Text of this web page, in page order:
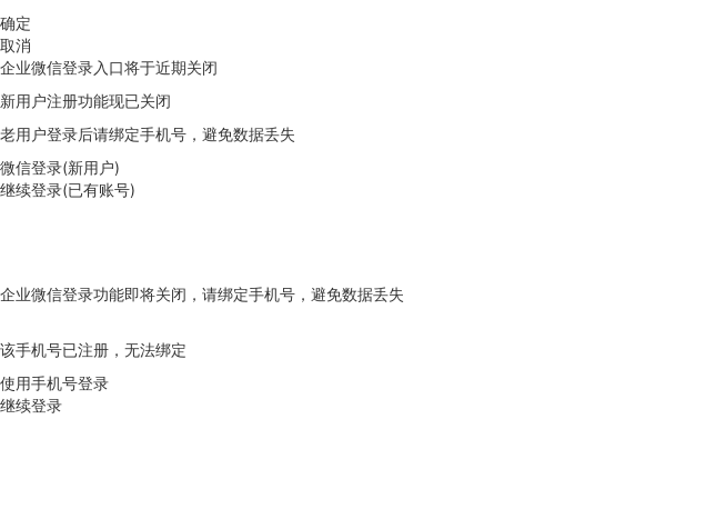
确定
取消
企业微信登录入口将于近期关闭
新用户注册功能现已关闭
老用户登录后请绑定手机号，避免数据丢失
微信登录(新用户)
继续登录(已有账号)
企业微信登录功能即将关闭，请绑定手机号，避免数据丢失
该手机号已注册，无法绑定
使用手机号登录
继续登录